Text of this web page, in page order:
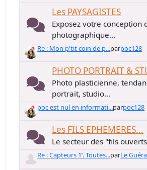
Les PAYSAGISTES
Exposez votre conception
photographique...
Re : Mon p'tit coin de p...parpoc128
PHOTO PORTRAIT &
Photo plasticienne,
portrait, studio...
poc est nul en informati...parpoc128
Les FILS EPHEMERES...
Le secteur des "fils
Re : Capteurs 1’. Toutes...parLe